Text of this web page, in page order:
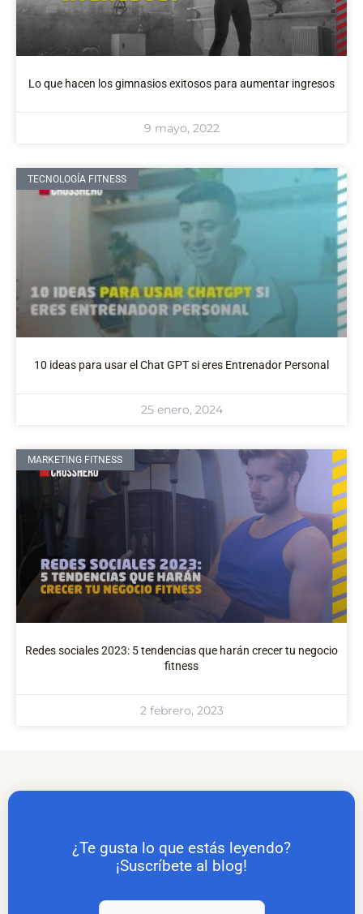
Lo que hacen los gimnasios exitosos para aumentar ingresos
9 mayo, 2022
TECNOLOGÍA FITNESS
10 ideas para usar el Chat GPT si eres Entrenador Personal
25 enero, 2024
MARKETING FITNESS
Redes sociales 2023: 5 tendencias que harán crecer tu negocio
fitness
2 febrero, 2023
¿Te gusta lo que estás leyendo?
¡Suscríbete al blog!